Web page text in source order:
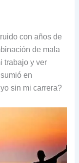
con años de
de mala
trabajo y ver
en
sin mi carrera?